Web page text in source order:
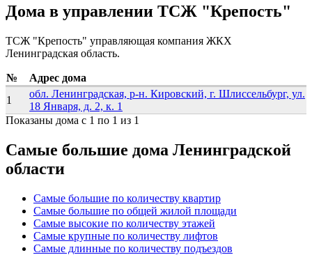
Дома в управлении ТСЖ "Крепость"
ТСЖ "Крепость" управляющая компания ЖКХ
Ленинградская область.
№
Адрес дома
1
обл. Ленинградская, р-н. Кировский, г. Шлиссельбург, ул.
18 Января, д. 2, к. 1
Показаны дома с 1 по 1 из 1
Самые большие дома Ленинградской
области
Самые большие по количеству квартир
Самые большие по общей жилой площади
Самые высокие по количеству этажей
Самые крупные по количеству лифтов
Самые длинные по количеству подъездов